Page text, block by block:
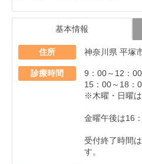
基本情報
住所 神奈川県 平塚
診療時間
9：00～12：00
15：00～18：
※木曜・日曜
金曜午後は16
受付終了時間
す。